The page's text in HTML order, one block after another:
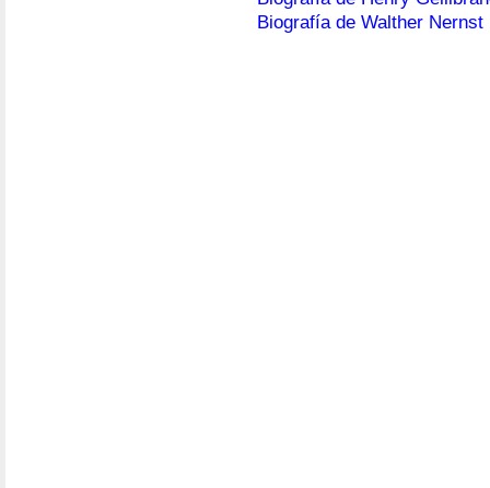
Biografía de Walther Nernst